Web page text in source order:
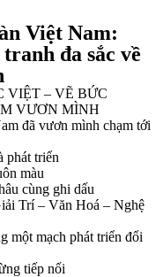
Việt Nam:
đa sắc về
VIỆT – VẼ BỨC
VƯƠN MÌNH
đã vươn mình chạm tới
phát triển
màu
cùng ghi dấu
Trí – Văn Hoá – Nghệ
một mạch phát triển đổi
tiếp nối